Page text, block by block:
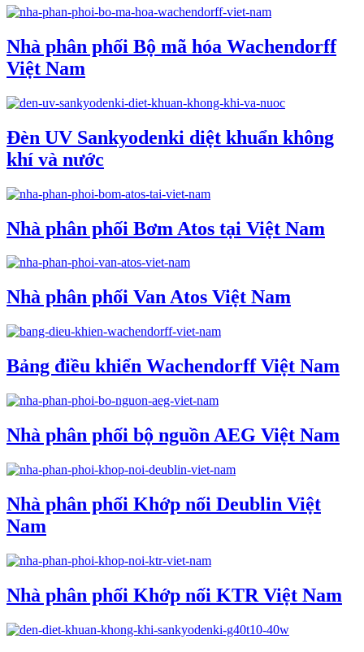
Nhà phân phối Bộ mã hóa Wachendorff
Việt Nam
Đèn UV Sankyodenki diệt khuẩn không
khí và nước
Nhà phân phối Bơm Atos tại Việt Nam
Nhà phân phối Van Atos Việt Nam
Bảng điều khiển Wachendorff Việt Nam
Nhà phân phối bộ nguồn AEG Việt Nam
Nhà phân phối Khớp nối Deublin Việt
Nam
Nhà phân phối Khớp nối KTR Việt Nam